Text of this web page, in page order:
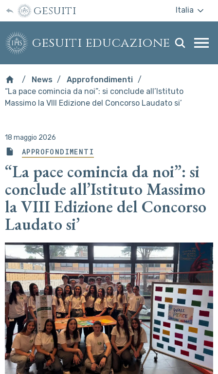
gesuiti Italia
gesuiti educazione
News
Approfondimenti
“La pace comincia da noi”: si conclude all’Istituto
Massimo la VIII Edizione del Concorso Laudato si’
18 maggio 2026
APPROFONDIMENTI
“La pace comincia da noi”: si
conclude all’Istituto Massimo
la VIII Edizione del Concorso
Laudato si’